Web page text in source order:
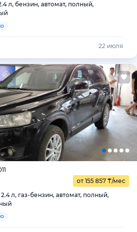
л, бензин, автомат, полный,
22 июля
от 155 857 ₸/мес
л, газ-бензин, автомат, полный,